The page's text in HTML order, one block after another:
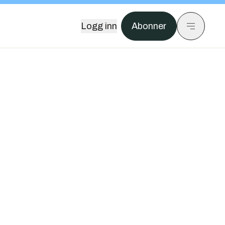
Logg inn Abonner